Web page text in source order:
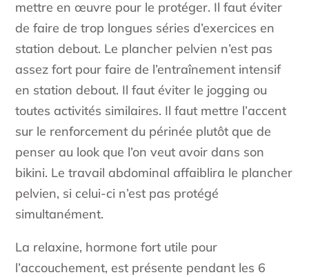
mettre en œuvre pour le protéger. Il faut éviter
de faire de trop longues séries d’exercices en
station debout. Le plancher pelvien n’est pas
assez fort pour faire de l’entraînement intensif
en station debout. Il faut éviter le jogging ou
toutes activités similaires. Il faut mettre l’accent
sur le renforcement du périnée plutôt que de
penser au look que l’on veut avoir dans son
bikini. Le travail abdominal affaiblira le plancher
pelvien, si celui-ci n’est pas protégé
simultanément.
La relaxine, hormone fort utile pour
l’accouchement, est présente pendant les 6